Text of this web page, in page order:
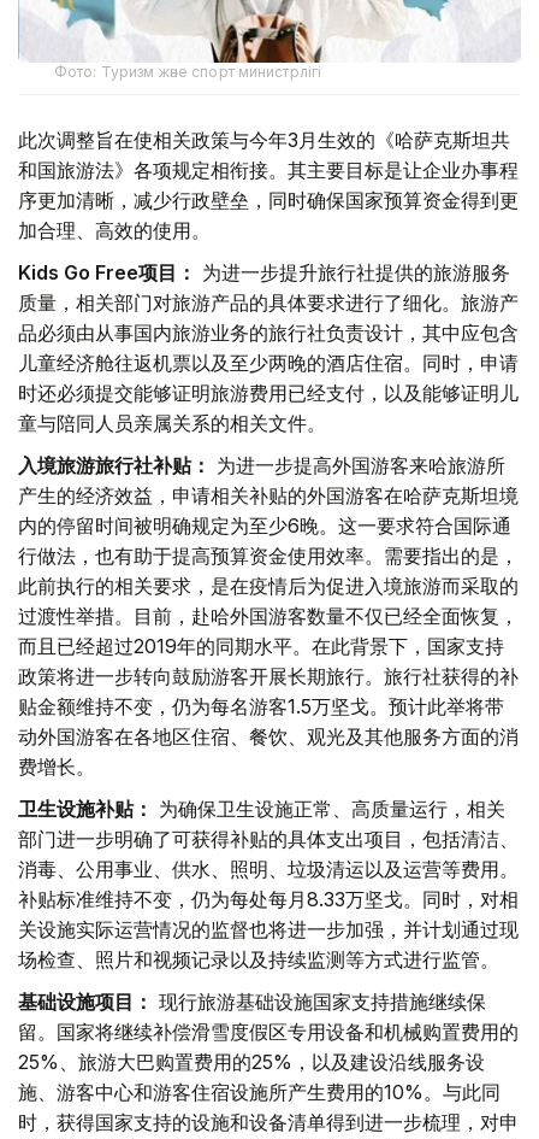
Фото: Туризм және спорт министрлігі
此次调整旨在使相关政策与今年3月生效的《哈萨克斯坦共
和国旅游法》各项规定相衔接。其主要目标是让企业办事程
序更加清晰，减少行政壁垒，同时确保国家预算资金得到更
加合理、高效的使用。
Kids Go Free项目： 为进一步提升旅行社提供的旅游服务
质量，相关部门对旅游产品的具体要求进行了细化。旅游产
品必须由从事国内旅游业务的旅行社负责设计，其中应包含
儿童经济舱往返机票以及至少两晚的酒店住宿。同时，申请
时还必须提交能够证明旅游费用已经支付，以及能够证明儿
童与陪同人员亲属关系的相关文件。
入境旅游旅行社补贴： 为进一步提高外国游客来哈旅游所
产生的经济效益，申请相关补贴的外国游客在哈萨克斯坦境
内的停留时间被明确规定为至少6晚。这一要求符合国际通
行做法，也有助于提高预算资金使用效率。需要指出的是，
此前执行的相关要求，是在疫情后为促进入境旅游而采取的
过渡性举措。目前，赴哈外国游客数量不仅已经全面恢复，
而且已经超过2019年的同期水平。在此背景下，国家支持
政策将进一步转向鼓励游客开展长期旅行。旅行社获得的补
贴金额维持不变，仍为每名游客1.5万坚戈。预计此举将带
动外国游客在各地区住宿、餐饮、观光及其他服务方面的消
费增长。
卫生设施补贴： 为确保卫生设施正常、高质量运行，相关
部门进一步明确了可获得补贴的具体支出项目，包括清洁、
消毒、公用事业、供水、照明、垃圾清运以及运营等费用。
补贴标准维持不变，仍为每处每月8.33万坚戈。同时，对相
关设施实际运营情况的监督也将进一步加强，并计划通过现
场检查、照片和视频记录以及持续监测等方式进行监管。
基础设施项目： 现行旅游基础设施国家支持措施继续保
留。国家将继续补偿滑雪度假区专用设备和机械购置费用的
25%、旅游大巴购置费用的25%，以及建设沿线服务设
施、游客中心和游客住宿设施所产生费用的10%。与此同
时，获得国家支持的设施和设备清单得到进一步梳理，对申